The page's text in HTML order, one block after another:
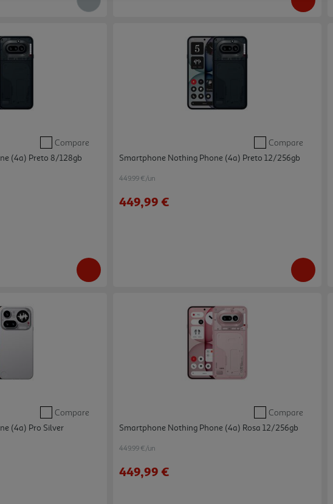
Compare
(4a) Preto 8/128gb
Compare
Smartphone Nothing Phone (4a) Preto 12/256gb
449.99 €/un
449,99 €
Compare
(4a) Pro Silver
Compare
Smartphone Nothing Phone (4a) Rosa 12/256gb
449.99 €/un
449,99 €